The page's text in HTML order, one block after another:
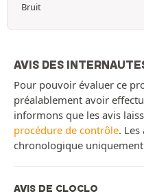
Bruit
AVIS DES
Pour pouvoir évaluer ce
préalablement avoir
informons que les avis
procédure de contrôle.
chronologique
AVIS DE CLOCLO